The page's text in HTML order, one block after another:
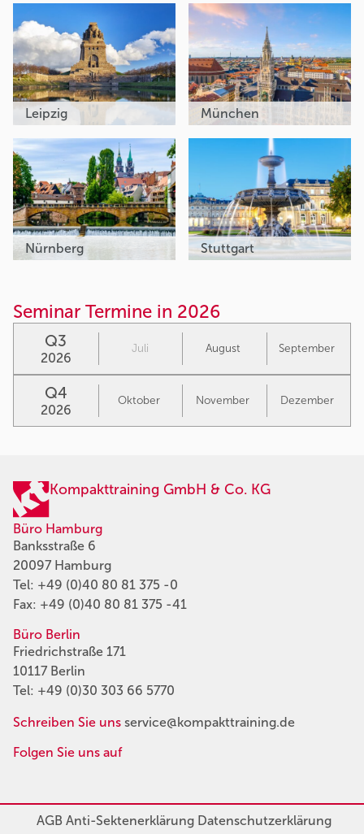
Leipzig München
Nürnberg Stuttgart
Seminar Termine in 2026
Q3
2026
Juli August September
Q4
2026
Oktober November Dezember
Kompakttraining GmbH & Co. KG
Büro Hamburg
Banksstraße 6
20097 Hamburg
Tel: +49 (0)40 80 81 375 -0
Fax: +49 (0)40 80 81 375 -41
Büro Berlin
Friedrichstraße 171
10117 Berlin
Tel: +49 (0)30 303 66 5770
Schreiben Sie uns service@kompakttraining.de
Folgen Sie uns auf
AGBAnti-SektenerklärungDatenschutzerklärung